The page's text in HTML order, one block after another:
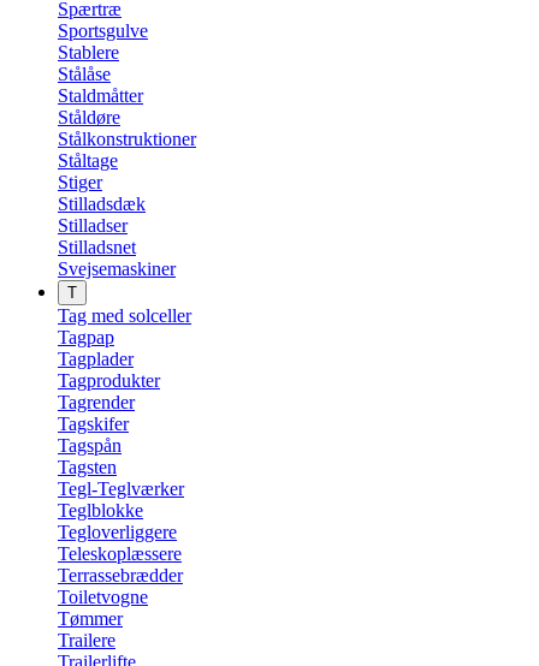
Spærtræ
Sportsgulve
Stablere
Stålåse
Staldmåtter
Ståldøre
Stålkonstruktioner
Ståltage
Stiger
Stilladsdæk
Stilladser
Stilladsnet
Svejsemaskiner
T
Tag med solceller
Tagpap
Tagplader
Tagprodukter
Tagrender
Tagskifer
Tagspån
Tagsten
Tegl-Teglværker
Teglblokke
Tegloverliggere
Teleskoplæssere
Terrassebrædder
Toiletvogne
Tømmer
Trailere
Trailerlifte